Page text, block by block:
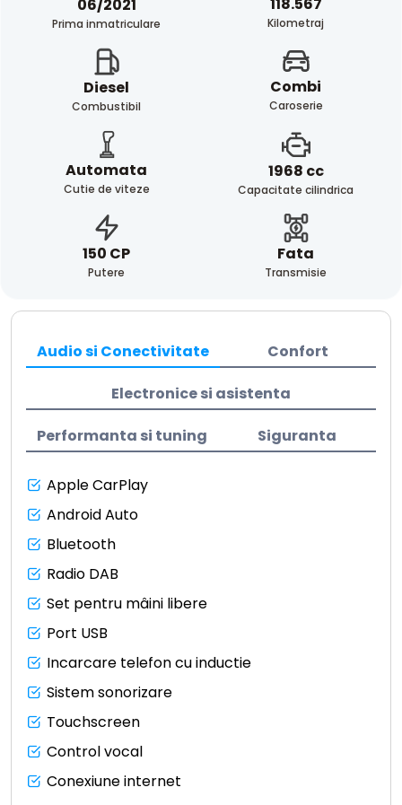
06/2021
Prima inmatriculare Kilometraj
Diesel
Combustibil
Combi
Caroserie
Automata
Cutie de viteze
1968 cc
Capacitate cilindrica
150 CP
Putere
Fata
Transmisie
Audio si Conectivitate Confort
Electronice si asistenta
Performanta si tuning Siguranta
Apple CarPlay
Android Auto
Bluetooth
Radio DAB
Set pentru mâini libere
Port USB
Incarcare telefon cu inductie
Sistem sonorizare
Touchscreen
Control vocal
Conexiune internet